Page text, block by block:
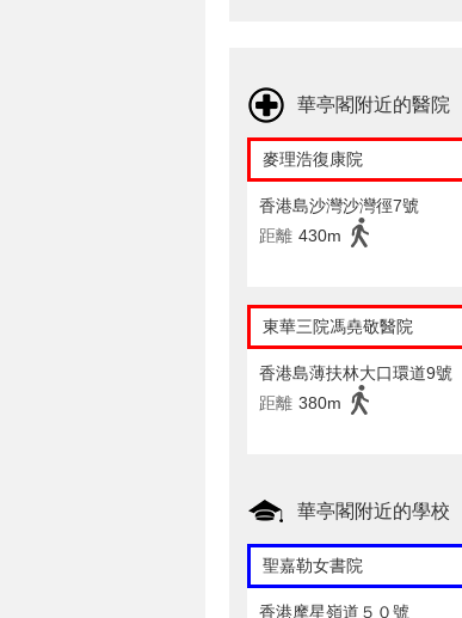
華亭閣附近的醫院
麥理浩復康院
香港島沙灣沙灣徑7號
距離 430m
東華三院馮堯敬醫院
香港島薄扶林大口環道9號
距離 380m
華亭閣附近的學校
聖嘉勒女書院
香港摩星嶺道５０號